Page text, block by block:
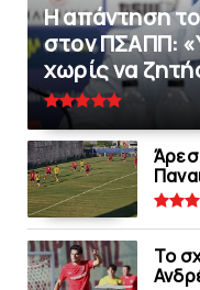
Η απάντηση
στον ΠΣΑΠΠ:
χωρίς να
Το